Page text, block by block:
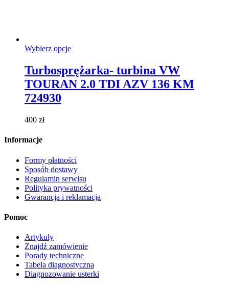
Wybierz opcjeTen
wiele
wariantów.
Turbosprężarka- turbina VW
TOURAN 2.0 TDI AZV 136 KM
724930
400 zł
Informacje
Formy płatności
Sposób dostawy
Regulamin serwisu
Polityka prywatności
Gwarancja i reklamacja
Pomoc
Artykuły
Znajdź zamówienie
Porady techniczne
Tabela diagnostyczna
Diagnozowanie usterki